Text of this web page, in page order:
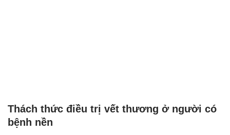
Thách thức điều trị vết thương ở người có
bệnh nền